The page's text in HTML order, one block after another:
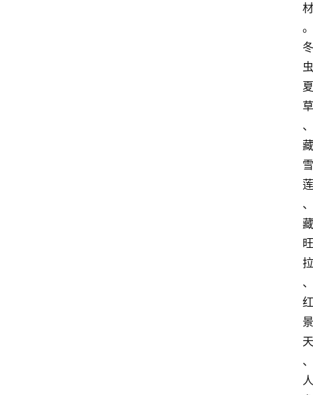
材
。
冬
虫
夏
草
、
藏
雪
莲
、
藏
旺
拉
、
红
景
天
、
人